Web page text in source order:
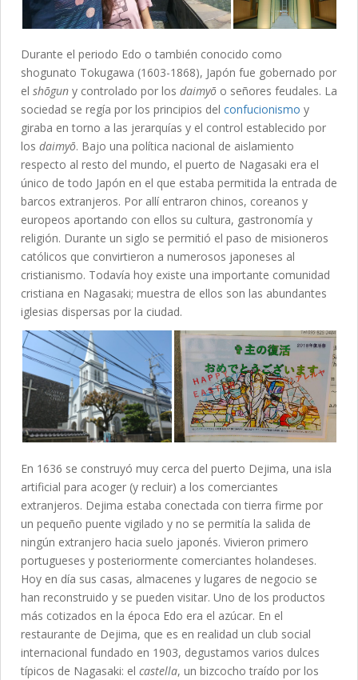
Durante el periodo Edo o también conocido como
shogunato Tokugawa (1603-1868), Japón fue gobernado por
el shōgun y controlado por los daimyō o señores feudales. La
sociedad se regía por los principios del confucionismo y
giraba en torno a las jerarquías y el control establecido por
los daimyō. Bajo una política nacional de aislamiento
respecto al resto del mundo, el puerto de Nagasaki era el
único de todo Japón en el que estaba permitida la entrada de
barcos extranjeros. Por allí entraron chinos, coreanos y
europeos aportando con ellos su cultura, gastronomía y
religión. Durante un siglo se permitió el paso de misioneros
católicos que convirtieron a numerosos japoneses al
cristianismo. Todavía hoy existe una importante comunidad
cristiana en Nagasaki; muestra de ellos son las abundantes
iglesias dispersas por la ciudad.
En 1636 se construyó muy cerca del puerto Dejima, una isla
artificial para acoger (y recluir) a los comerciantes
extranjeros. Dejima estaba conectada con tierra firme por
un pequeño puente vigilado y no se permitía la salida de
ningún extranjero hacia suelo japonés. Vivieron primero
portugueses y posteriormente comerciantes holandeses.
Hoy en día sus casas, almacenes y lugares de negocio se
han reconstruido y se pueden visitar. Uno de los productos
más cotizados en la época Edo era el azúcar. En el
restaurante de Dejima, que es en realidad un club social
internacional fundado en 1903, degustamos varios dulces
típicos de Nagasaki: el castella, un bizcocho traído por los